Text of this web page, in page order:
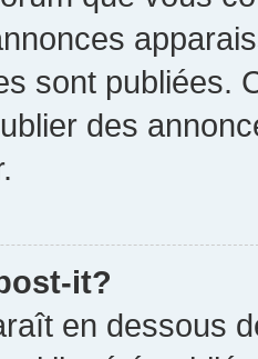
sont publiées.
des
it?
en dessous